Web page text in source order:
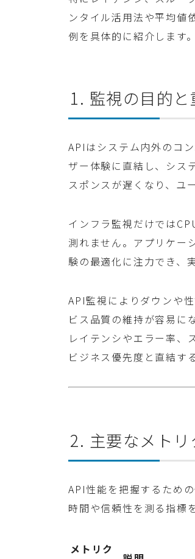
ンタイル活用法や平均値
例を具体的に紹介します。
1. 監視の目的と
APIはシステム内外のコ
ザー体験に直結し、シス
スポンスが遅くなり、ユ
インフラ監視だけでは
測れません。アプリケー
験の最適化に注力でき、
API監視によりダウンや
ビス品質の維持が容易
レイテンシやエラー率、
ビジネス優先度と直結す
2. 主要なメトリ
API性能を把握するため
時間や信頼性を測る指標
メトリク